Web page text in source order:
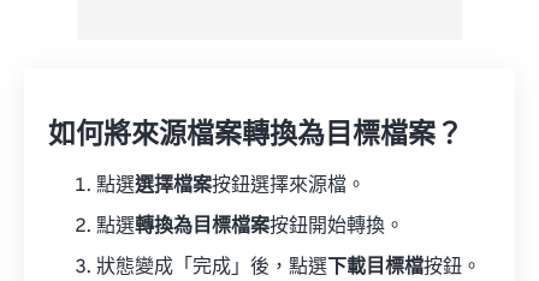
如何將來源檔案轉換為目標檔案？
點選選擇檔案按鈕選擇來源檔。
點選轉換為目標檔案按鈕開始轉換。
狀態變成「完成」後，點選 下載目標檔按鈕。